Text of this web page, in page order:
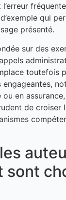
l’erreur
qui
présenté.
sur des
toutefois
engageantes,
en
de croiser
sont